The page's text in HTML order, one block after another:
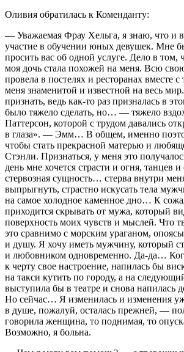
Оливия обратилась к Коменданту:
— Уважаемая Фрау Хельга, я знаю, что и
участие в обучении юных девушек. Мне
просить вас об одной услуге. Дело в том,
моя дочь стала похожей на меня. Всю
провела в постелях и ресторанах вместе с
меня знаменитой и известной на весь
признать, ведь как-то раз призналась в
было тяжело сделать, но… — тяжело
Паттерсон, которой с трудом давались
в глаза». — Эмм… В общем, именно
чтобы стать прекрасной матерью и
Стэнли. Признаться, у меня это
день мне хочется страсти и огня, танцев
стервозная сущность… стерва внутри
выпрыгнуть, страстно искусать тела
на самое холодное каменное дно… К
приходится скрывать от мужа, который
поверхность моих чувств и мыслей. Что
это сравнимо с морским ураганом,
и душу. Я хочу иметь мужчину, который
и любовником одновременно. Да-да…
к черту свое настроение, на­пилась бы
на такси кутить по городу, а на
выступила бы в театре и снова напи­лась
Но сейчас… Я изменилась и из­менения
в душе, пожалуй, осталась прежней, —
говорила женщина, то поднимая, то
Возможно, я больна.